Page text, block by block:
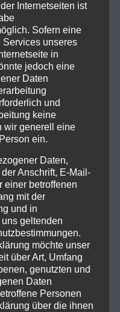
Internetseiten ist
Sofern eine
Services unseres
in
jedoch eine
Daten
und
keine
wir generell eine
ein.
Daten,
Anschrift, E-Mail-
einer betroffenen
mit der
und in
geltenden
möchte unser
über Art, Umfang
genutzten und
Daten
Personen
über die ihnen